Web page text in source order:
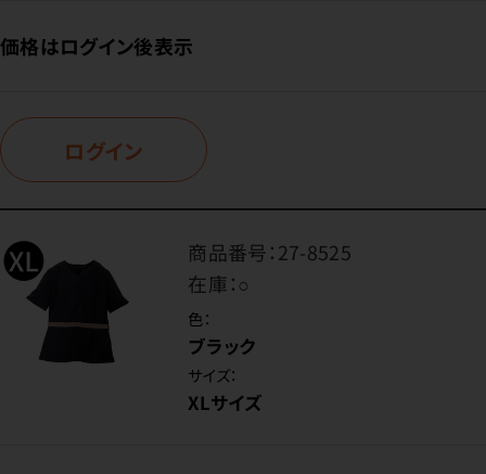
価格はログイン後表示
ログイン
商品番号：27-8525
在庫：○
色：
ブラック
サイズ：
XLサイズ